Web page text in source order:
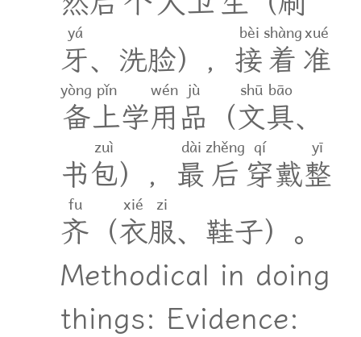
牙
yá
、 洗脸） ， 接
bèi
着
shàng
准
xué
备
yòng
上
pǐn
学用
wén
品
jù
（文
shū
具
bāo
、
书包
zuì
） ， 最
dài
后
zhěng
穿
qí
戴整
yī
齐
fu
（衣
xié
服
zi
、 鞋子） 。
Methodical in doing
things: Evidence: